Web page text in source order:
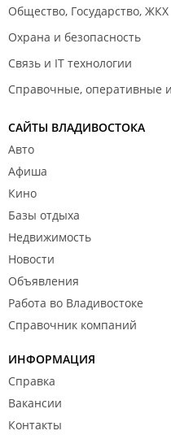
Общество, Государство, ЖКХ
Охрана и безопасность
Связь и IT технологии
Справочные, оперативные
САЙТЫ ВЛАДИВОСТОКА
Авто
Афиша
Кино
Базы отдыха
Недвижимость
Новости
Объявления
Работа во Владивостоке
Справочник компаний
ИНФОРМАЦИЯ
Справка
Вакансии
Контакты